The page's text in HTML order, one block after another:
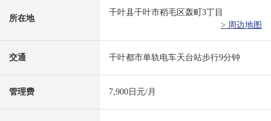
所在地
千叶县千叶市稻毛区轰町3丁目
> 周边地图
交通 千叶都市单轨电车天台站步行9分钟
管理费 7,900日元/月